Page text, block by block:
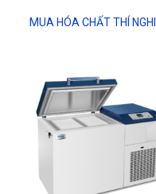
MUA HÓA CHẤT THÍ